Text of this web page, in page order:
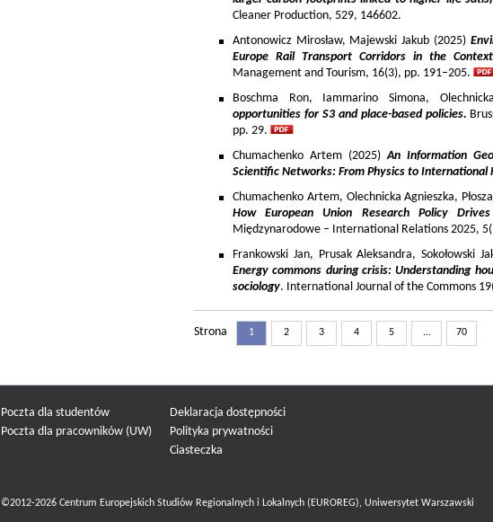
Cleaner Production, 529, 146602.
Antonowicz Mirosław, Majewski Jakub (2025)
Europe Rail Transport Corridors in the
Management and Tourism, 16(3), pp. 191–205.
Boschma Ron, Iammarino Simona,
opportunities for S3 and place-based policies.
pp. 29.
Chumachenko Artem (2025)An Information
Scientific Networks: From Physics to International
Chumachenko Artem, Olechnicka Agnieszka,
How European Union Research Policy
Międzynarodowe – International Relations 2025,
Frankowski Jan, Prusak Aleksandra, Sokołowski
Energy commons during crisis: Understanding
sociology. International Journal of the Commons
Strona 1 2 3 4 5 ... 70
Poczta dla studentów
Poczta dla pracowników (UW)
Deklaracja dostępności
Polityka prywatności
Ciasteczka
©2012-2026 Centrum Europejskich Studiów Regionalnych i Lokalnych (EUROREG), Uniwersytet Warszawski